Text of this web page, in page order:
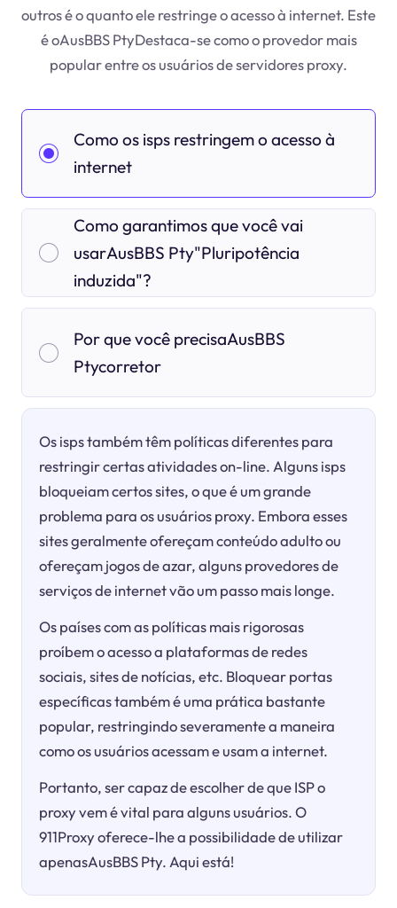
outros é o quanto ele restringe o acesso à internet. Este
é oAusBBS PtyDestaca-se como o provedor mais
popular entre os usuários de servidores proxy.
Como os isps restringem o acesso à
internet
Como garantimos que você vai
usarAusBBS Pty"Pluripotência
induzida"?
Por que você precisaAusBBS
Ptycorretor
Os isps também têm políticas diferentes para
restringir certas atividades on-line. Alguns isps
bloqueiam certos sites, o que é um grande
problema para os usuários proxy. Embora esses
sites geralmente ofereçam conteúdo adulto ou
ofereçam jogos de azar, alguns provedores de
serviços de internet vão um passo mais longe.
Os países com as políticas mais rigorosas
proíbem o acesso a plataformas de redes
sociais, sites de notícias, etc. Bloquear portas
específicas também é uma prática bastante
popular, restringindo severamente a maneira
como os usuários acessam e usam a internet.
Portanto, ser capaz de escolher de que ISP o
proxy vem é vital para alguns usuários. O
911Proxy oferece-lhe a possibilidade de utilizar
apenasAusBBS Pty. Aqui está!